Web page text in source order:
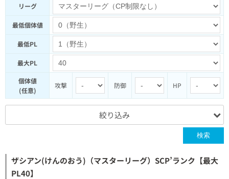
リーグ
最低個体値
最低PL
最大PL
個体値
(任意)
攻撃 防御 HP
絞り込み
検索
ザシアン(けんのおう)（マスターリーグ）SCP’ランク【最大
PL40】